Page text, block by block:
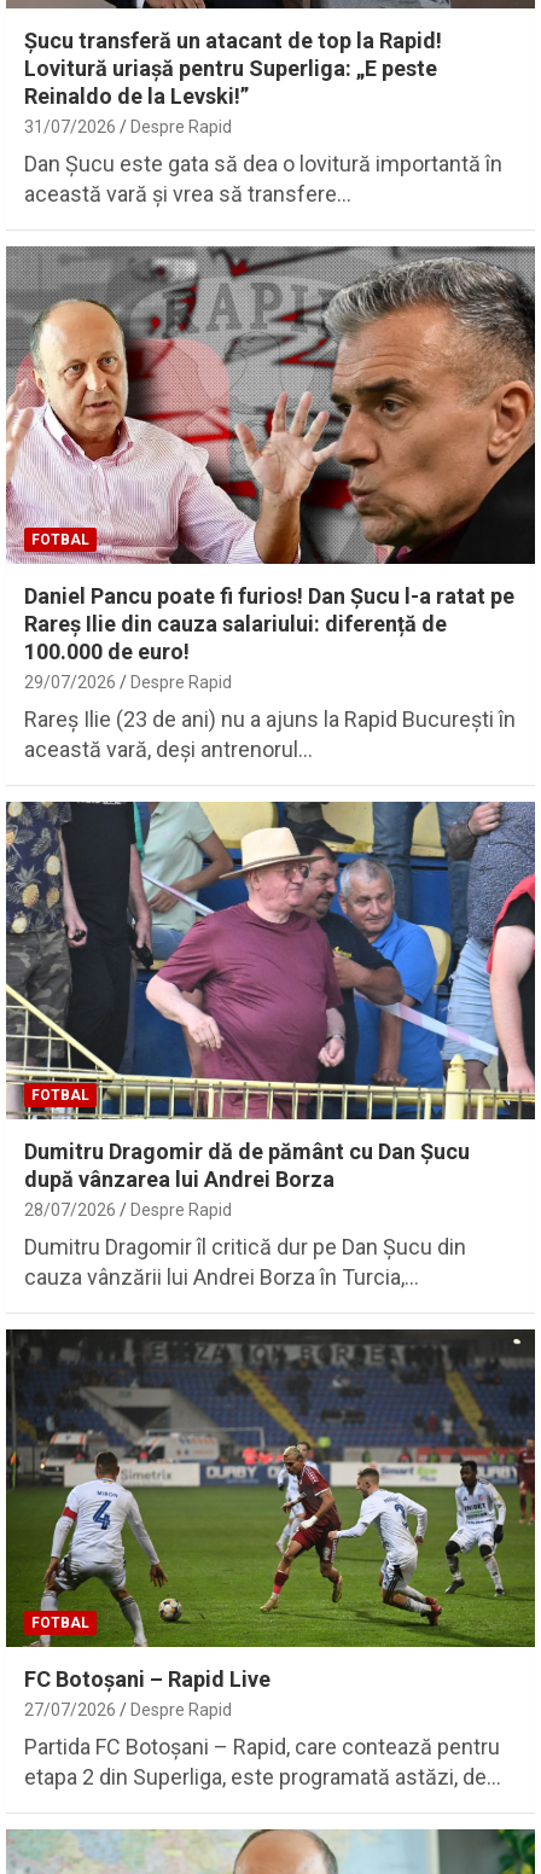
Șucu transferă un atacant de top la Rapid!
Lovitură uriașă pentru Superliga: „E peste
Reinaldo de la Levski!”
31/07/2026 Despre Rapid
Dan Șucu este gata să dea o lovitură importantă în
această vară și vrea să transfere…
FOTBAL
Daniel Pancu poate fi furios! Dan Șucu l-a ratat pe
Rareș Ilie din cauza salariului: diferență de
100.000 de euro!
29/07/2026 Despre Rapid
Rareș Ilie (23 de ani) nu a ajuns la Rapid București în
această vară, deși antrenorul…
FOTBAL
Dumitru Dragomir dă de pământ cu Dan Șucu
după vânzarea lui Andrei Borza
28/07/2026 Despre Rapid
Dumitru Dragomir îl critică dur pe Dan Șucu din
cauza vânzării lui Andrei Borza în Turcia,…
FOTBAL
FC Botoșani – Rapid Live
27/07/2026 Despre Rapid
Partida FC Botoșani – Rapid, care contează pentru
etapa 2 din Superliga, este programată astăzi, de…